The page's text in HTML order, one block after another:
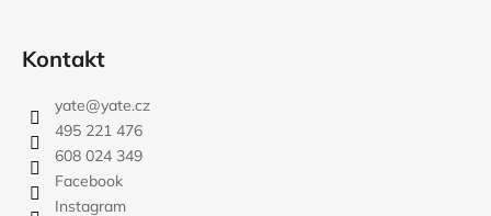
Kontakt
yate@yate.cz
495 221 476
608 024 349
Facebook
Instagram